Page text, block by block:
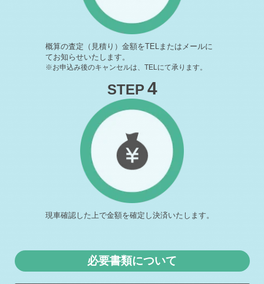
苫小牧市S様 ホンダ ヴェゼル査定・買取 ご成約誠にあり
恵庭市F様 ランドローバー ディフェンダー査定・買取 ご
成約誠にありが …
2026-04-26
長沼町R社様 トヨタ GRヤリス査定・買取 ご成約誠にあ
りがとうござい …
室蘭市O様 日産 フェアレディZ査定・買取 ご成約誠にあ
りがとうござい …
室蘭市S様 ホンダ N-VAN査定・買取 ご成約誠にありがと
2026-04-20
札幌市T様 トヨタ ヴィッツ査定・買取 ご成約誠にありが
概算の査定（見積り）金額をTELまたはメールに
てお知らせいたします。
※お申込み後のキャンセルは、TELにて承ります。
STEP 4
現車確認した上で金額を確定し決済いたします。
必要書類について